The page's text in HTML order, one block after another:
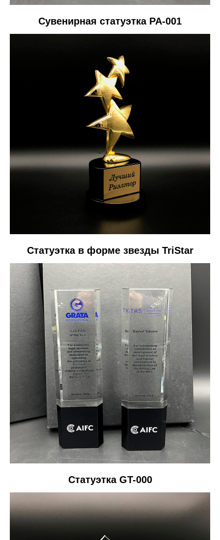
Сувенирная статуэтка PA-001
Статуэтка в форме звезды TriStar
Статуэтка GT-000